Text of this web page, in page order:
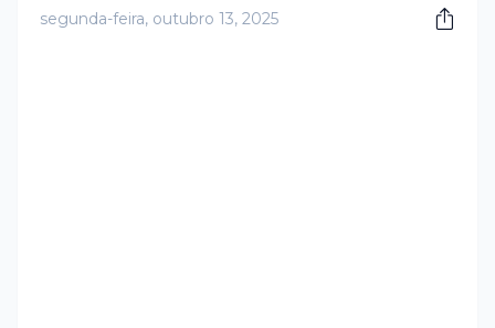
segunda-feira, outubro 13, 2025